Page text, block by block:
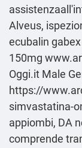
Alveus,
ecubalin
150mg
Oggi.it Male
https://
simvastatina-
appiombi, DA
comprende